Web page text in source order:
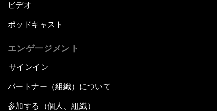
Scindia
Preserving Indian Arts
ビデオ
ポッドキャスト
エンゲージメント
サインイン
パートナー（組織）について
参加する（個人、組織）